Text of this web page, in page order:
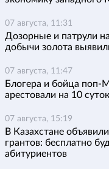
07 августа, 11:31
Дозорные и патрули
добычи золота
07 августа, 11:47
Блогера и бойца
арестовали на 10 суток
07 августа, 15:19
В Казахстане
грантов: бесплатно
абитуриентов